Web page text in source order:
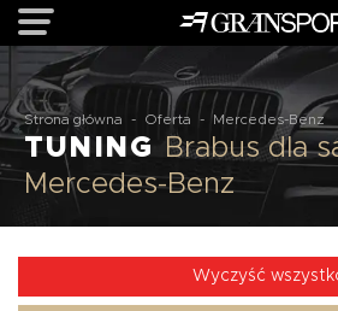
OFERTA
MARKI
Strona główna - Oferta - Mercedes-Benz
TUNING
Brabus dla
Mercedes-Benz
Wyczyść